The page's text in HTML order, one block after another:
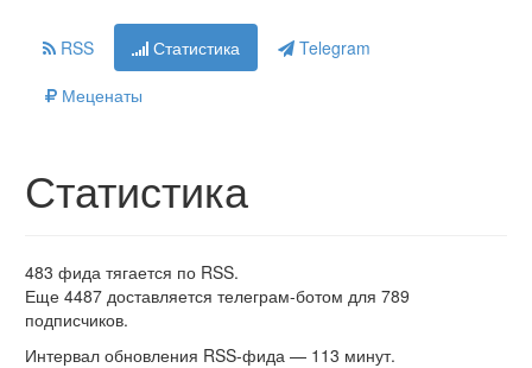
RSS Статистика
Telegram
Меценаты
Статистика
483 фида тягается по RSS.
Еще 4487 доставляется телеграм-ботом для 789
подписчиков.
Интервал обновления RSS-фида — 113 минут.